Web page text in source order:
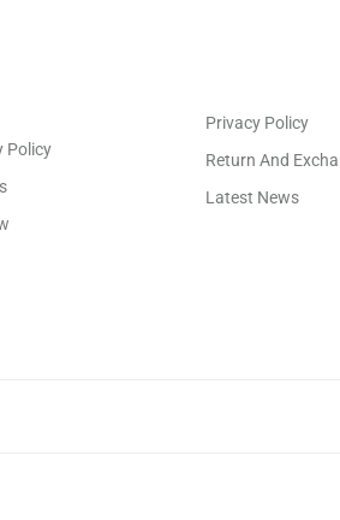
Policy
Privacy Policy
Return And
Latest News